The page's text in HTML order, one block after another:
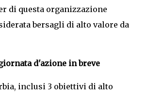
di questa organizzazione
bersagli di alto valore da
d'azione in breve
inclusi 3 obiettivi di alto